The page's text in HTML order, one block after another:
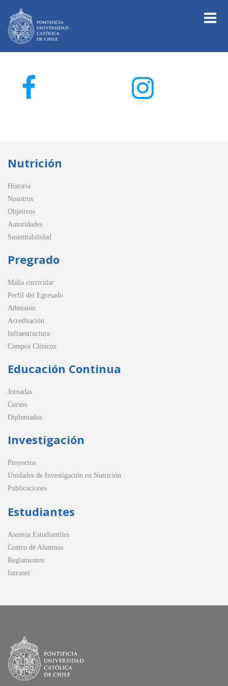
Nutrición
Historia
Nosotros
Objetivos
Autoridades
Sustentabilidad
Pregrado
Malla curricular
Perfil del Egresado
Admisión
Acreditación
Infraestructura
Campos Clínicos
Educación Continua
Jornadas
Cursos
Diplomados
Investigación
Proyectos
Unidades de Investigación en Nutrición
Publicaciones
Estudiantes
Asuntos Estudiantiles
Centro de Alumnos
Reglamentos
Intranet